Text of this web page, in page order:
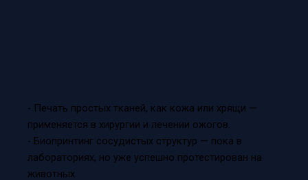
- Печать простых тканей, как кожа или хрящи —
применяется в хирургии и лечении ожогов.
- Биопринтинг сосудистых структур — пока в
лабораториях, но уже успешно протестирован на
животных.